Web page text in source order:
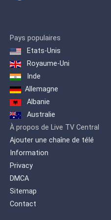
Pays populaires
Etats-Unis
Royaume-Uni
Inde
Allemagne
Albanie
Australie
À propos de Live TV Central
Ajouter une chaîne de télé
Information
Privacy
DMCA
Sitemap
Contact